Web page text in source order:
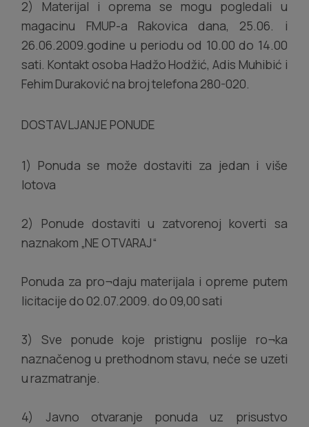
2) Materijal i oprema se mogu pogledali u
magacinu FMUP-a Rakovica dana, 25.06. i
26.06.2009.godine u periodu od 10.00 do 14.00
sati. Kontakt osoba Hadžo Hodžić, Adis Muhibić i
Fehim Duraković na broj telefona 280-020.
DOSTAVLJANJE PONUDE
1) Ponuda se može dostaviti za jedan i više
lotova
2) Ponude dostaviti u zatvorenoj koverti sa
naznakom „NE OTVARAJ“
Ponuda za pro¬daju materijala i opreme putem
licitacije do 02.07.2009. do 09,00 sati
3) Sve ponude koje pristignu poslije ro¬ka
naznačenog u prethodnom stavu, neće se uzeti
u razmatranje.
4) Javno otvaranje ponuda uz prisustvo